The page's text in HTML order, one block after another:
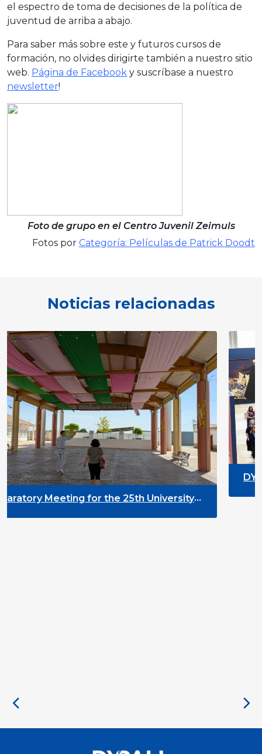
el espectro de toma de decisiones de la política de
juventud de arriba a abajo.
Para saber más sobre este y futuros cursos de
formación, no olvides dirigirte también a nuestro sitio
web. Página de Facebook y suscríbase a nuestro
newsletter!
Foto de grupo en el Centro Juvenil Zeimuls
Fotos por Categoría: Películas de Patrick Doodt
Noticias relacionadas
25th University
DYPALL Network at
2026 in Malta